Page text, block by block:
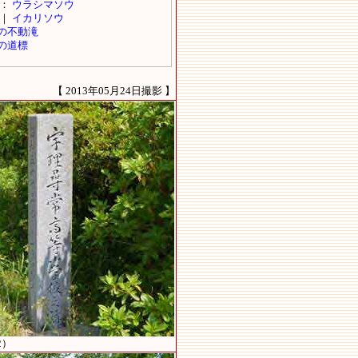
【 2013年05月24日撮影 】